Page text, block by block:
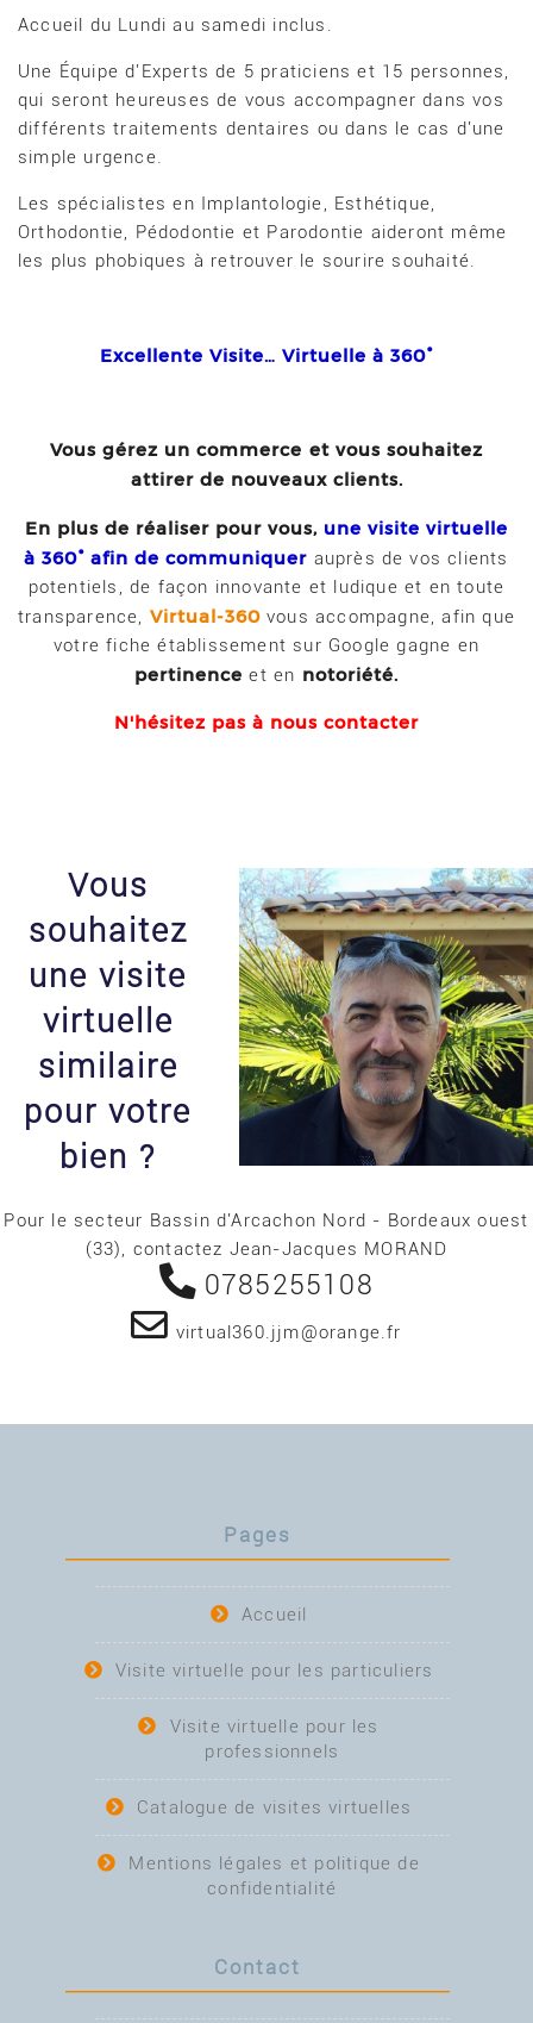
Accueil du Lundi au samedi inclus.
Une Équipe d'Experts de 5 praticiens et 15 personnes,
qui seront heureuses de vous accompagner dans vos
différents traitements dentaires ou dans le cas d'une
simple urgence.
Les spécialistes en Implantologie, Esthétique,
Orthodontie, Pédodontie et Parodontie aideront même
les plus phobiques à retrouver le sourire souhaité.
Excellente Visite… Virtuelle à 360°
Vous gérez un commerce et vous souhaitez
attirer de nouveaux clients.
En plus de réaliser pour vous, une visite virtuelle
à 360° afin de communiquer auprès de vos clients
potentiels, de façon innovante et ludique et en toute
transparence, Virtual-360vous accompagne, afin que
votre fiche établissement sur Google gagne en
pertinence et en notoriété.
N'hésitez pas à nous contacter
Vous
souhaitez
une visite
virtuelle
similaire
pour votre
bien ?
Pour le secteur Bassin d'Arcachon Nord - Bordeaux ouest
(33), contactez Jean-Jacques MORAND
0785255108
virtual360.jjm@orange.fr
Pages
Accueil
Visite virtuelle pour les particuliers
Visite virtuelle pour les
professionnels
Catalogue de visites virtuelles
Mentions légales et politique de
confidentialité
Contact